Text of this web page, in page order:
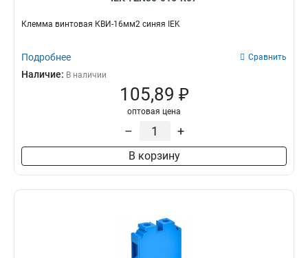
Клемма винтовая КВИ-16мм2 синяя IEK
Подробнее Сравнить
Наличие: В наличии
105,89 ₽
оптовая цена
– +
В корзину